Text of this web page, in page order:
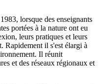
lorsque des enseignants
portées à la nature ont eu
leurs pratiques et leurs
Rapidement il s'est élargi à
Il réunit
et des réseaux régionaux et